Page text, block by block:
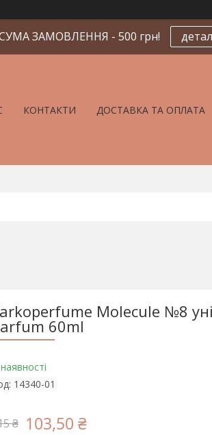
ЗАМОВЛЕННЯ - 500 грн!
КОНТАКТИ ДОСТАВКА ТА ОПЛАТА
Molecule №8
60ml
14340-01
₴ 103,50 ₴